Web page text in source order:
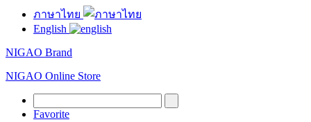
ภาษาไทย
English
NIGAO Brand
NIGAO Online Store
Favorite